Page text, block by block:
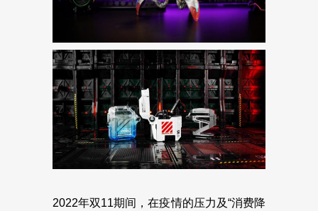
2022年双11期间，在疫情的压力及“消费降